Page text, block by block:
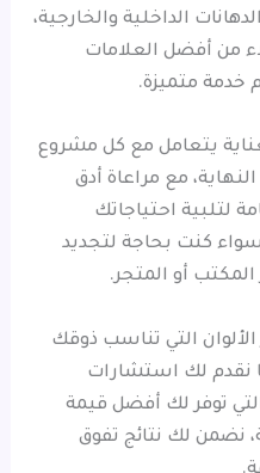
الداخلية والخارجية،
من أفضل العلامات
خدمة متميزة.
يتعامل مع كل مشروع
مع مراعاة أدق
لتلبية احتياجاتك
كنت بحاجة لتجديد
أو المتجر.
الألوان التي تناسب ذوقك
نقدم لك استشارات
توفر لك أفضل قيمة
نضمن لك نتائج تفوق